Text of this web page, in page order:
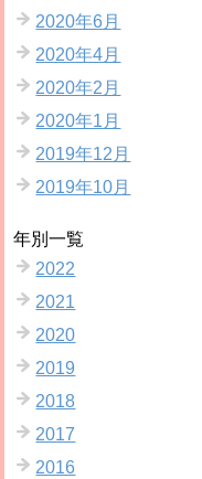
2020年6月
2020年4月
2020年2月
2020年1月
2019年12月
2019年10月
年別一覧
2022
2021
2020
2019
2018
2017
2016